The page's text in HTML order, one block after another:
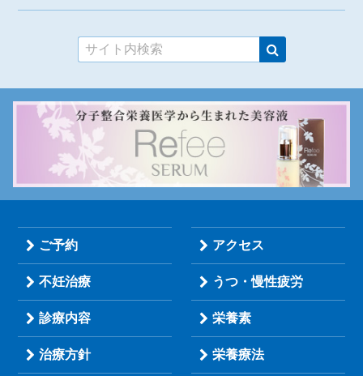
ご予約 アクセス
不妊治療 うつ・慢性疲労
診療内容 栄養素
治療方針 栄養療法